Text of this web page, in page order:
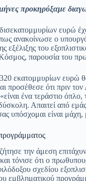
gr
a
m
sa
ge
ail
προκηρύξαμε
ευρώ
ανακοίνωσε ο
εξέλιξης του
παρουσία του
εκατομμυρίων ευρώ
προσέθεσε ότι πριν
ένα τεράστιο
Απαιτεί από
υπόσχομαι είναι
την άμεση
τόνισε ότι ο
σχεδίου
εμβληματικού